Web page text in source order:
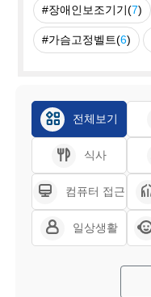
#장애인보조기기(7)
#가슴고정벨트(6)
전체보기
식사
컴퓨터 접근
일상생활